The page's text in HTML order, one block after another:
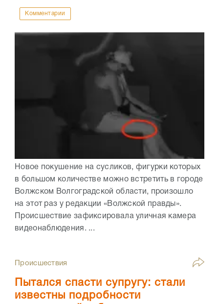
Комментарии
Новое покушение на сусликов, фигурки которых
в большом количестве можно встретить в городе
Волжском Волгоградской области, произошло
на этот раз у редакции «Волжской правды».
Происшествие зафиксировала уличная камера
видеонаблюдения. ...
Происшествия
Пытался спасти супругу: стали
известны подробности